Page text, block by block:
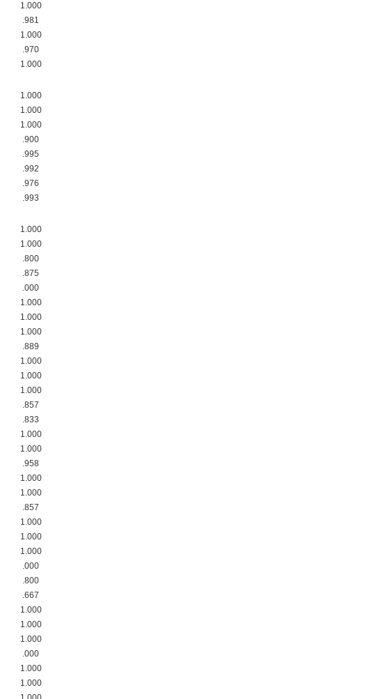
1.000
.981
1.000
.970
1.000
1.000
1.000
1.000
.900
.995
.992
.976
.993
1.000
1.000
.800
.875
.000
1.000
1.000
1.000
.889
1.000
1.000
1.000
.857
.833
1.000
1.000
.958
1.000
1.000
.857
1.000
1.000
1.000
.000
.800
.667
1.000
1.000
1.000
.000
1.000
1.000